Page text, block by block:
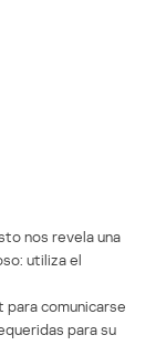
nos revela una
utiliza el
comunicarse
para su